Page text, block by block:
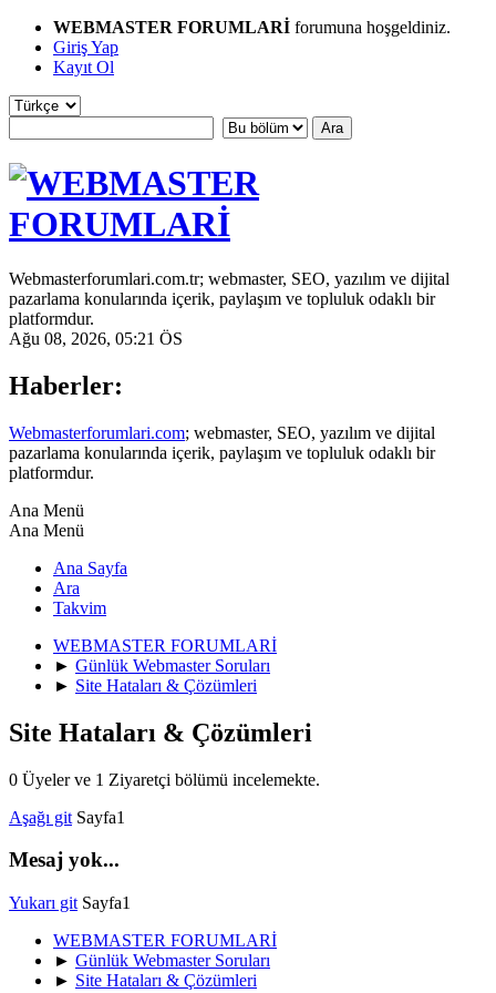
WEBMASTER FORUMLARİ forumuna hoşgeldiniz.
Giriş Yap
Kayıt Ol
Webmasterforumlari.com.tr; webmaster, SEO, yazılım ve dijital
pazarlama konularında içerik, paylaşım ve topluluk odaklı bir
platformdur.
Ağu 08, 2026, 05:21 ÖS
Haberler:
Webmasterforumlari.com; webmaster, SEO, yazılım ve dijital
pazarlama konularında içerik, paylaşım ve topluluk odaklı bir
platformdur.
Ana Menü
Ana Menü
Ana Sayfa
Ara
Takvim
WEBMASTER FORUMLARİ
► Günlük Webmaster Soruları
► Site Hataları & Çözümleri
Site Hataları & Çözümleri
0 Üyeler ve 1 Ziyaretçi bölümü incelemekte.
Aşağı git Sayfa1
Mesaj yok...
Yukarı git Sayfa1
WEBMASTER FORUMLARİ
► Günlük Webmaster Soruları
► Site Hataları & Çözümleri